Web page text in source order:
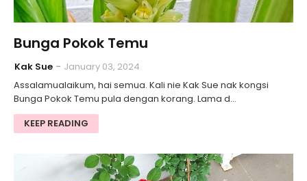
Bunga Pokok Temu
Kak Sue
January 03, 2024
Assalamualaikum, hai semua. Kali nie Kak Sue nak kongsi
Bunga Pokok Temu pula dengan korang. Lama d…
KEEP READING